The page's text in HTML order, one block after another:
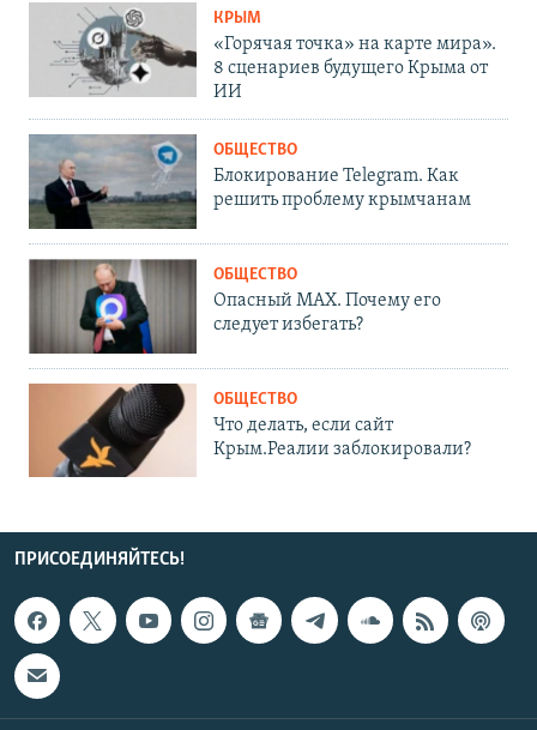
КРЫМ
«Горячая точка» на карте мира».
8 сценариев будущего Крыма от
ИИ
ОБЩЕСТВО
Блокирование Telegram. Как
решить проблему крымчанам
ОБЩЕСТВО
Опасный MAX. Почему его
следует избегать?
ОБЩЕСТВО
Что делать, если сайт
Крым.Реалии заблокировали?
ПРИСОЕДИНЯЙТЕСЬ!